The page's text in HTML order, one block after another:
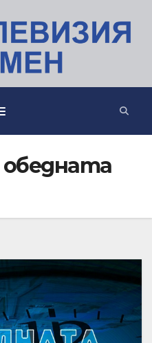
обедната